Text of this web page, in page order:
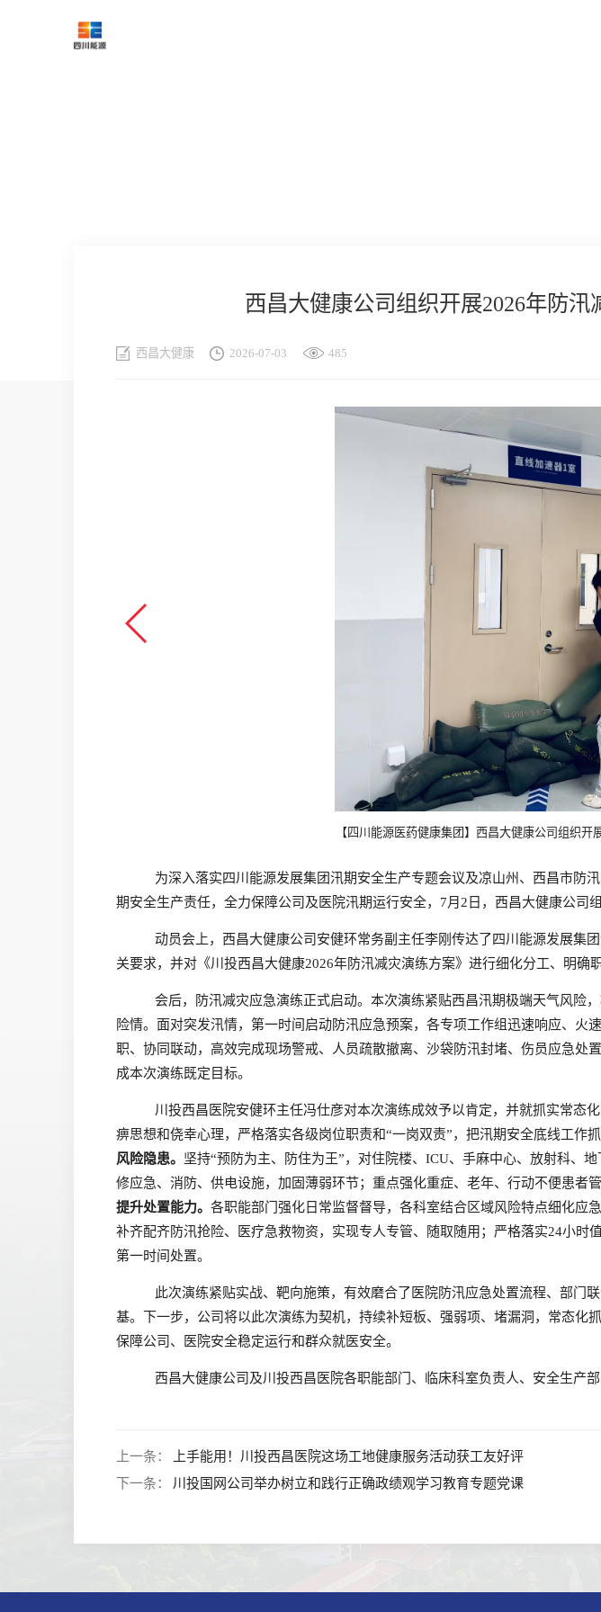
西昌大健康公司组织开展2026年防
西昌大健康 2026-07-03 485
【四川能源医药健康集团】西昌大健康公司组织
为深入落实四川能源发展集团汛期安全生产专题会议及凉山州、西昌市防
期安全生产责任，全力保障公司及医院汛期运行安全，7月2日，西昌大健康公司
动员会上，西昌大健康公司安健环常务副主任李刚传达了四川能源发展集
关要求，并对《川投西昌大健康2026年防汛减灾演练方案》进行细化分工、明确
会后，防汛减灾应急演练正式启动。本次演练紧贴西昌汛期极端天气风险
险情。面对突发汛情，第一时间启动防汛应急预案，各专项工作组迅速响应、
职、协同联动，高效完成现场警戒、人员疏散撤离、沙袋防汛封堵、伤员应急
成本次演练既定目标。
川投西昌医院安健环主任冯仕彦对本次演练成效予以肯定，并就抓实常态
痹思想和侥幸心理，严格落实各级岗位职责和“一岗双责”，把汛期安全底线工作
风险隐患。 坚持“预防为主、防住为王”，对住院楼、ICU、手麻中心、放射科、
修应急、消防、供电设施，加固薄弱环节；重点强化重症、老年、行动不便患者
提升处置能力。各职能部门强化日常监督督导，各科室结合区域风险特点细化应
补齐配齐防汛抢险、医疗急救物资，实现专人专管、随取随用；严格落实24小时
第一时间处置。
此次演练紧贴实战、靶向施策，有效磨合了医院防汛应急处置流程、部门
基。下一步，公司将以此次演练为契机，持续补短板、强弱项、堵漏洞，常态
保障公司、医院安全稳定运行和群众就医安全。
西昌大健康公司及川投西昌医院各职能部门、临床科室负责人、安全生产
上一条：
上手能用！川投西昌医院这场工地健康服务活动获工友好评
下一条：
川投国网公司举办树立和践行正确政绩观学习教育专题党课